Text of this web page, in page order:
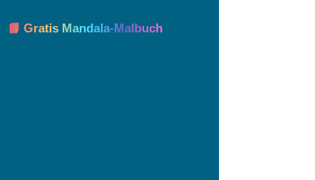
📘 Gratis Mandala-Malbuch